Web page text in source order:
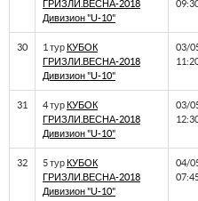
ГРИЗЛИ.ВЕСНА-2018
Дивизион "U-10"
30 1 турКУБОК
ГРИЗЛИ.ВЕСНА-2018
Дивизион "U-10"
03/
31 4 турКУБОК
ГРИЗЛИ.ВЕСНА-2018
Дивизион "U-10"
03/
32 5 турКУБОК
ГРИЗЛИ.ВЕСНА-2018
Дивизион "U-10"
04/